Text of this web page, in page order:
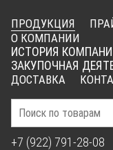
ПРОДУКЦИЯ
О КОМПАНИИ
ИСТОРИЯ
ЗАКУПОЧНАЯ
ДОСТАВКА
+7 (922) 791-28-08